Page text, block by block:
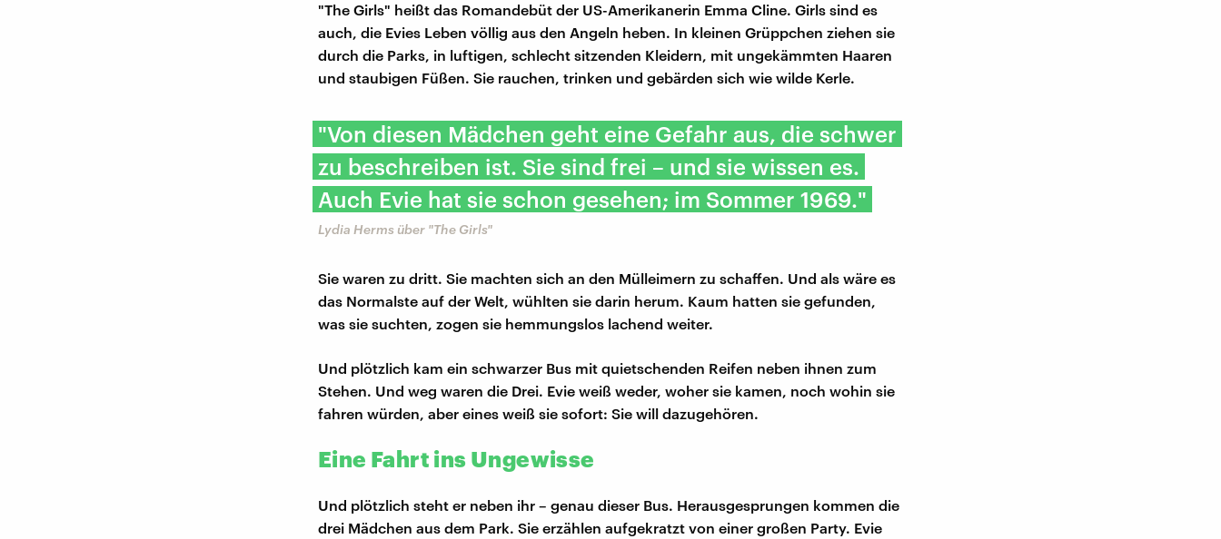
"The Girls" heißt das Romandebüt der US-Amerikanerin Emma Cline. Girls sind es
auch, die Evies Leben völlig aus den Angeln heben. In kleinen Grüppchen ziehen sie
durch die Parks, in luftigen, schlecht sitzenden Kleidern, mit ungekämmten Haaren
und staubigen Füßen. Sie rauchen, trinken und gebärden sich wie wilde Kerle.
"Von diesen Mädchen geht eine Gefahr aus, die schwer
zu beschreiben ist. Sie sind frei – und sie wissen es.
Auch Evie hat sie schon gesehen; im Sommer 1969."
Lydia Herms über "The Girls"
Sie waren zu dritt. Sie machten sich an den Mülleimern zu schaffen. Und als wäre es
das Normalste auf der Welt, wühlten sie darin herum. Kaum hatten sie gefunden,
was sie suchten, zogen sie hemmungslos lachend weiter.
Und plötzlich kam ein schwarzer Bus mit quietschenden Reifen neben ihnen zum
Stehen. Und weg waren die Drei. Evie weiß weder, woher sie kamen, noch wohin sie
fahren würden, aber eines weiß sie sofort: Sie will dazugehören.
Eine Fahrt ins Ungewisse
Und plötzlich steht er neben ihr – genau dieser Bus. Herausgesprungen kommen die
drei Mädchen aus dem Park. Sie erzählen aufgekratzt von einer großen Party. Evie